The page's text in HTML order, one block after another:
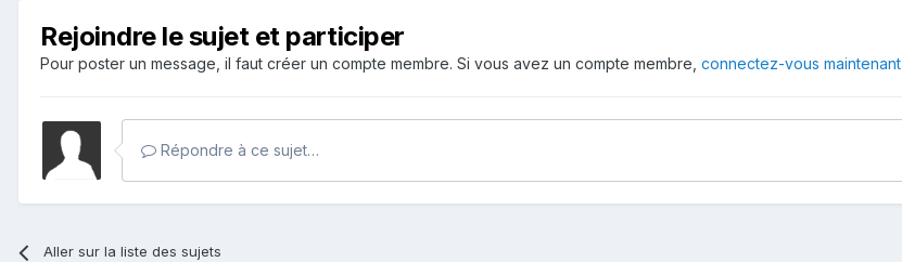
Rejoindre le sujet et participer
Pour poster un message, il faut créer un compte membre. Si vous avez un compte membre, connectez-vous maintenant
Répondre à ce sujet…
Aller sur la liste des sujets